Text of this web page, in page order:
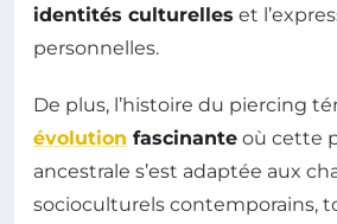
identités culturelles et
personnelles.
De plus, l’histoire du piercing
évolution fascinante où cette
ancestrale s’est adaptée aux
socioculturels contemporains,